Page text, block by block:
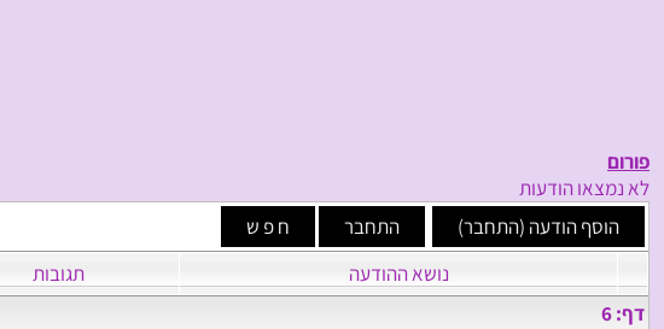
פורום
לא נמצאו הודעות
נושא ההודעה תגובות
דף: 6